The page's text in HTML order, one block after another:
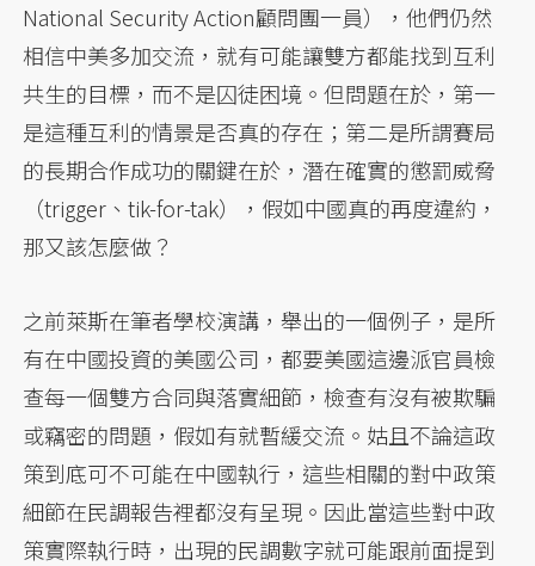
National Security Action顧問團一員），他們仍然
相信中美多加交流，就有可能讓雙方都能找到互利
共生的目標，而不是囚徒困境。但問題在於，第一
是這種互利的情景是否真的存在；第二是所謂賽局
的長期合作成功的關鍵在於，潛在確實的懲罰威脅
（trigger、tik-for-tak），假如中國真的再度違約，
那又該怎麼做？
之前萊斯在筆者學校演講，舉出的一個例子，是所
有在中國投資的美國公司，都要美國這邊派官員檢
查每一個雙方合同與落實細節，檢查有沒有被欺騙
或竊密的問題，假如有就暫緩交流。姑且不論這政
策到底可不可能在中國執行，這些相關的對中政策
細節在民調報告裡都沒有呈現。因此當這些對中政
策實際執行時，出現的民調數字就可能跟前面提到